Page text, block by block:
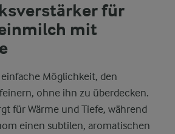
für
mit
Möglichkeit, den
ohne ihn zu überdecken.
für Wärme und Tiefe, während
einen subtilen, aromatischen